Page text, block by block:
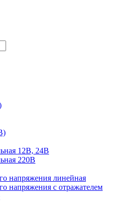
12В, 24В
220В
напряжения линейная
напряжения с отражателем